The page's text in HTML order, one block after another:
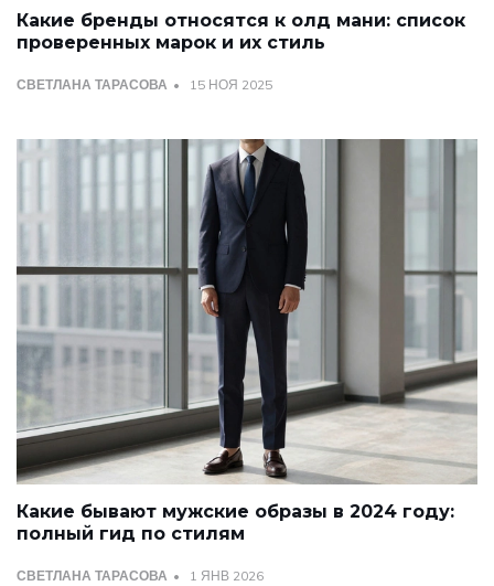
Какие бренды относятся к олд мани: список
проверенных марок и их стиль
СВЕТЛАНА ТАРАСОВА 15 НОЯ 2025
Какие бывают мужские образы в 2024 году:
полный гид по стилям
СВЕТЛАНА ТАРАСОВА 1 ЯНВ 2026